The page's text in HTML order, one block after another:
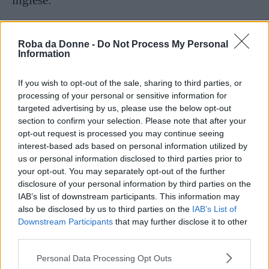
Roba da Donne - Do Not Process My Personal
Information
If you wish to opt-out of the sale, sharing to third parties, or
processing of your personal or sensitive information for
targeted advertising by us, please use the below opt-out
section to confirm your selection. Please note that after your
opt-out request is processed you may continue seeing
interest-based ads based on personal information utilized by
us or personal information disclosed to third parties prior to
your opt-out. You may separately opt-out of the further
disclosure of your personal information by third parties on the
IAB’s list of downstream participants. This information may
also be disclosed by us to third parties on the IAB’s List of
Downstream Participants that may further disclose it to other
Please note that this website/app uses one or more Google
Personal Data Processing Opt Outs
Disturbato dalla colonna sonora strabordante e
incessante diJonny Greenwood, chitarrista dei
spettatore nell’incubo vissuto da Diana a
Sandringham House, il film procede a fatica
non riuscendo mai a commuovere come
vorrebbe (e dovrebbe…). Se non si conoscesse
la storia di Lady D, sembrerebbe che, in fondo,
le avessero permesso di scegliere da sola le mise
da indossare, di tenere aperte le tende e ballare
nei corridoi, la vita per lei sarebbe stata una
fiaba principesca.
Continua a leggere dopo la pubblicità